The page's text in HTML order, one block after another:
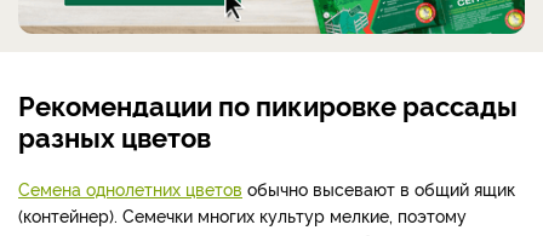
Рекомендации по пикировке рассады
разных цветов
Семена однолетних цветов обычно высевают в общий ящик
(контейнер). Семечки многих культур мелкие, поэтому